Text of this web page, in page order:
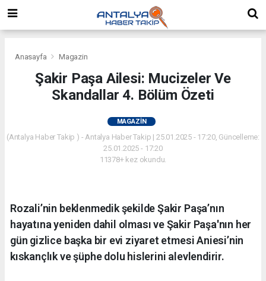
Anasayfa Magazin
Şakir Paşa Ailesi: Mucizeler Ve
Skandallar 4. Bölüm Özeti
MAGAZIN
(Antalya Haber Takip ) - Antalya Haber Takip | 25.01.2025 - 17:20, Güncelleme:
25.01.2025 - 17:20
11378+ kez okundu.
Rozali’nin beklenmedik şekilde Şakir Paşa’nın
hayatına yeniden dahil olması ve Şakir Paşa'nın her
gün gizlice başka bir evi ziyaret etmesi Aniesi’nin
kıskançlık ve şüphe dolu hislerini alevlendirir.